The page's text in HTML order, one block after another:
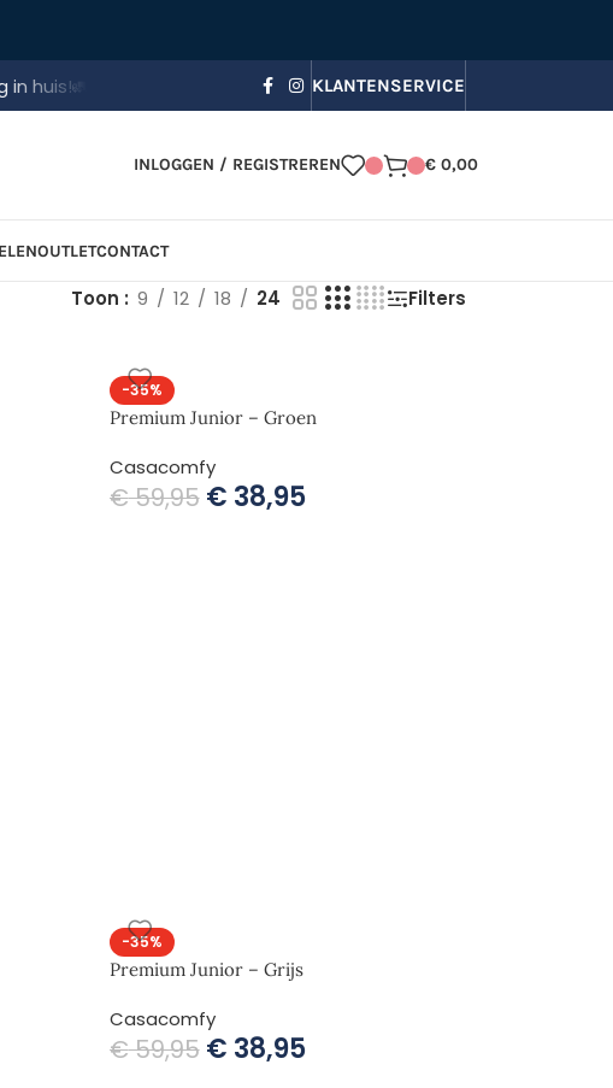
Gratis bezorging, Zomerkorting in je winkelmandje!☀️ Gebruik code
KLANTENSERVICE
INLOGGEN / REGISTREREN € 0,00
OUTLETCONTACT
Toon 9 12 18 24 Filters
-35%
Premium Junior – Groen
Casacomfy
€59,95 € 38,95
-35%
Premium Junior – Grijs
Casacomfy
€59,95 € 38,95